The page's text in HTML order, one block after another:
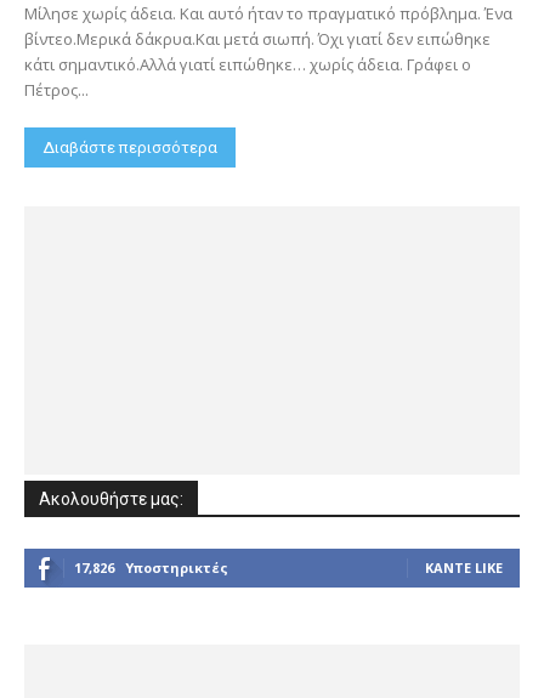
Μίλησε χωρίς άδεια. Και αυτό ήταν το πραγματικό πρόβλημα. Ένα
βίντεο.Μερικά δάκρυα.Και μετά σιωπή. Όχι γιατί δεν ειπώθηκε
κάτι σημαντικό.Αλλά γιατί ειπώθηκε… χωρίς άδεια. Γράφει ο
Πέτρος...
Διαβάστε περισσότερα
Ακολουθήστε μας:
17,826 Υποστηρικτές ΚΆΝΤΕ LIKE